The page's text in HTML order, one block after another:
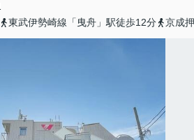
東武伊勢崎線「曳舟」駅徒歩12分 京成